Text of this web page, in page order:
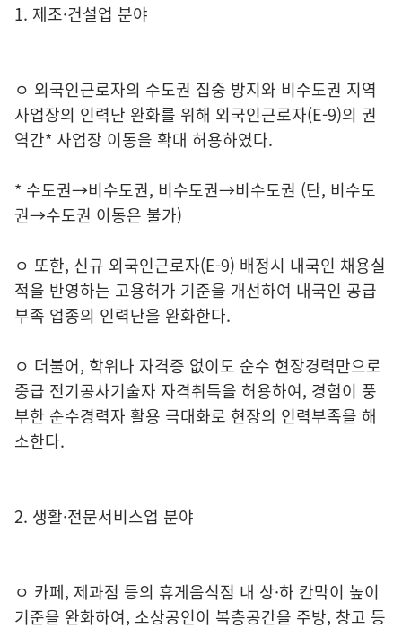
1. 제조·건설업 분야
ㅇ 외국인근로자의 수도권 집중 방지와 비수도권 지역
사업장의 인력난 완화를 위해 외국인근로자(E-9)의 권
역간* 사업장 이동을 확대 허용하였다.
* 수도권→비수도권, 비수도권→비수도권 (단, 비수도
권→수도권 이동은 불가)
ㅇ 또한, 신규 외국인근로자(E-9) 배정시 내국인 채용실
적을 반영하는 고용허가 기준을 개선하여 내국인 공급
부족 업종의 인력난을 완화한다.
ㅇ 더불어, 학위나 자격증 없이도 순수 현장경력만으로
중급 전기공사기술자 자격취득을 허용하여, 경험이 풍
부한 순수경력자 활용 극대화로 현장의 인력부족을 해
소한다.
2. 생활·전문서비스업 분야
ㅇ 카페, 제과점 등의 휴게음식점 내 상·하 칸막이 높이
기준을 완화하여, 소상공인이 복층공간을 주방, 창고 등